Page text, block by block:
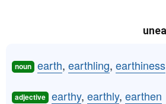
noun earth, earthling, earthiness
adjective earthy, earthly, earthen